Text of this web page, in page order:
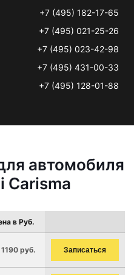
+7 (495) 182-17-65
+7 (495) 021-25-26
+7 (495) 023-42-98
+7 (495) 431-00-33
+7 (495) 128-01-88
автомобиля
Carisma
в Руб.
руб. Записаться